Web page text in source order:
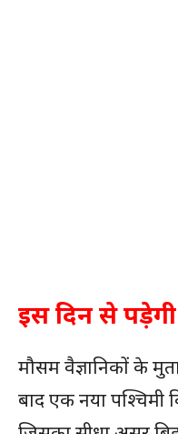
इस दिन से
मौसम वैज्ञानिकों के
बाद एक नया पश्चिमी